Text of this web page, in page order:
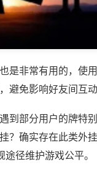
是非常有用的，使
避免影响好友间互动
到部分用户的牌特
？确实存在此类外
径维护游戏公平。